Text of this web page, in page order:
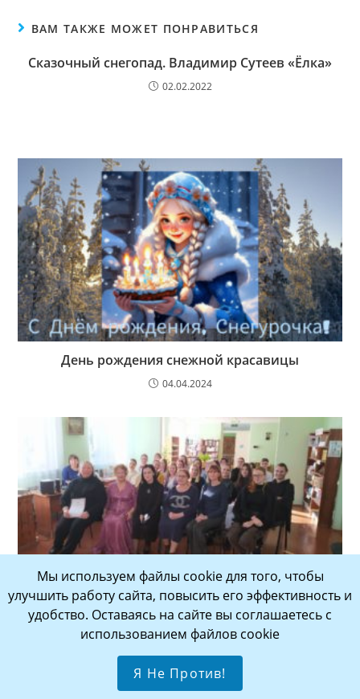
ВАМ ТАКЖЕ МОЖЕТ ПОНРАВИТЬСЯ
Сказочный снегопад. Владимир Сутеев «Ёлка»
02.02.2022
День рождения снежной красавицы
04.04.2024
Адресаты лирики Пушкина
21.12.2022
ГРАФИК РАБОТЫ БИБЛИОТЕКИ:
понедельник-пятница —
Мы используем файлы cookie для того, чтобы
улучшить работу сайта, повысить его эффективность и
удобство. Оставаясь на сайте вы соглашаетесь с
использованием файлов cookie
Я Не Против!